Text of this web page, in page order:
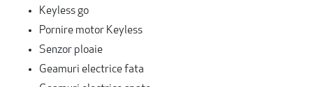
Keyless go
Pornire motor Keyless
Senzor ploaie
Geamuri electrice fata